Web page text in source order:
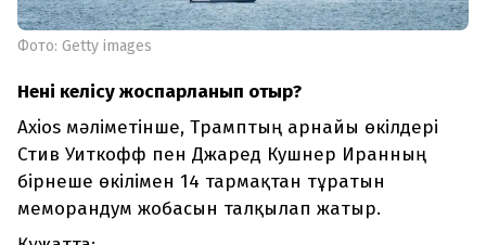
Фото: Getty images
Нені келісу жоспарланып отыр?
Axios мәліметінше, Трамптың арнайы өкілдері
Стив Уиткофф пен Джаред Кушнер Иранның
бірнеше өкілімен 14 тармақтан тұратын
меморандум жобасын талқылап жатыр.